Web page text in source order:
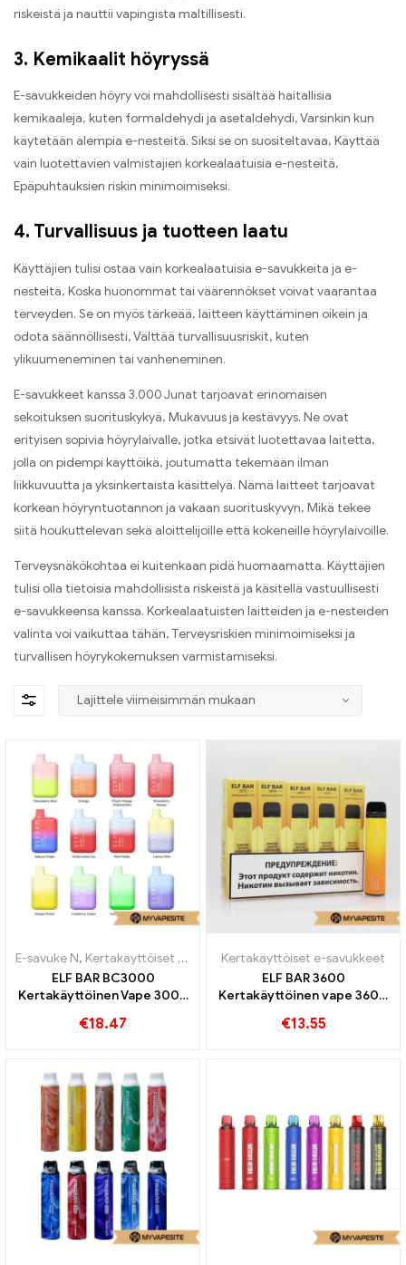
riskeistä ja nauttii vapingista maltillisesti.
3. Kemikaalit höyryssä
E-savukkeiden höyry voi mahdollisesti sisältää haitallisia
kemikaaleja, kuten formaldehydi ja asetaldehydi, Varsinkin kun
käytetään alempia e-nesteitä. Siksi se on suositeltavaa, Käyttää
vain luotettavien valmistajien korkealaatuisia e-nesteitä,
Epäpuhtauksien riskin minimoimiseksi.
4. Turvallisuus ja tuotteen laatu
Käyttäjien tulisi ostaa vain korkealaatuisia e-savukkeita ja e-
nesteitä, Koska huonommat tai väärennökset voivat vaarantaa
terveyden. Se on myös tärkeää, laitteen käyttäminen oikein ja
odota säännöllisesti, Välttää turvallisuusriskit, kuten
ylikuumeneminen tai vanheneminen.
E-savukkeet kanssa 3.000 Junat tarjoavat erinomaisen
sekoituksen suorituskykyä, Mukavuus ja kestävyys. Ne ovat
erityisen sopivia höyrylaivalle, jotka etsivät luotettavaa laitetta,
jolla on pidempi käyttöikä, joutumatta tekemään ilman
liikkuvuutta ja yksinkertaista käsittelyä. Nämä laitteet tarjoavat
korkean höyryntuotannon ja vakaan suorituskyvyn, Mikä tekee
siitä houkuttelevan sekä aloittelijoille että kokeneille höyrylaivoille.
Terveysnäkökohtaa ei kuitenkaan pidä huomaamatta. Käyttäjien
tulisi olla tietoisia mahdollisista riskeistä ja käsitellä vastuullisesti
e-savukkeensa kanssa. Korkealaatuisten laitteiden ja e-nesteiden
valinta voi vaikuttaa tähän, Terveysriskien minimoimiseksi ja
turvallisen höyrykokemuksen varmistamiseksi.
E-savuke N, Kertakäyttöiset e-savukkeet
ELF BAR BC3000
Kertakäyttöinen Vape 3000
€18.47
Kertakäyttöiset e-savukkeet
ELF BAR 3600
Kertakäyttöinen vape 3600
€13.55